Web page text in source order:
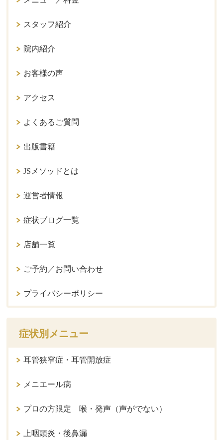
スタッフ紹介
院内紹介
お客様の声
アクセス
よくあるご質問
出版書籍
JSメソッドとは
運営者情報
症状ブログ一覧
店舗一覧
ご予約／お問い合わせ
プライバシーポリシー
症状別メニュー
耳管狭窄症・耳管開放症
メニエール病
プロの方限定 喉・発声（声がでない）
上咽頭炎・後鼻漏